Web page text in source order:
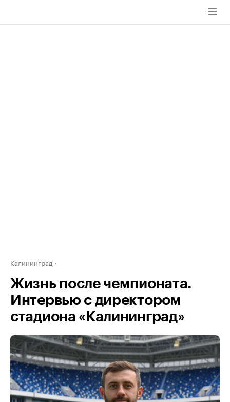
Калининград
Жизнь после чемпионата.
Интервью с директором
стадиона «Калининград»